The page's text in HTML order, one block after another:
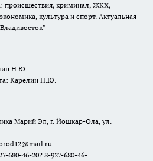
происшествия, криминал, ЖКХ,
культура и спорт. Актуальная
Н.Ю
Карелин Н.Ю.
Марий Эл, г. Йошкар-Ола, ул.
680-46-20? 8-927-680-46-